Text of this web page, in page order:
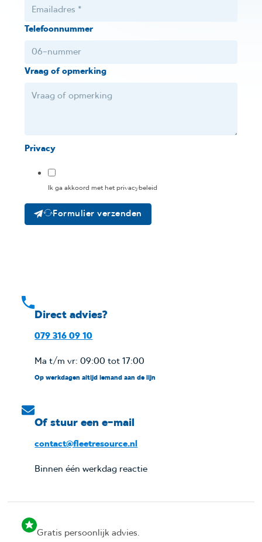
Telefoonnummer
Vraag of opmerking
Privacy
Ik ga akkoord met het privacybeleid
Formulier verzenden
Direct advies?
079 316 09 10
Ma t/m vr: 09:00 tot 17:00
Op werkdagen altijd iemand aan de lijn
Of stuur een e-mail
contact@fleetresource.nl
Binnen één werkdag reactie
Gratis persoonlijk advies.